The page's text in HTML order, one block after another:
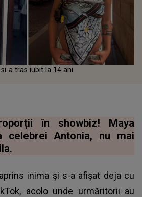
a tras iubit la 14 ani
în showbiz! Maya
celebrei Antonia, nu mai
inima și s-a afișat deja cu
acolo unde urmăritorii au